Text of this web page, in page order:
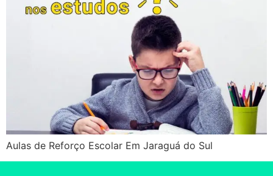
Aulas de Reforço Escolar Em Jaraguá do Sul